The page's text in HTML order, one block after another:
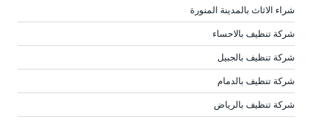
شراء الاثاث بالمدينة المنورة
شركة تنظيف بالاحساء
شركة تنظيف بالجبيل
شركة تنظيف بالدمام
شركة تنظيف بالرياض